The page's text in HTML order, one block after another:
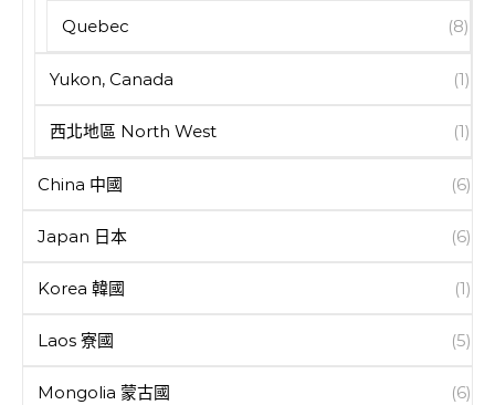
Quebec (8)
Yukon, Canada (1)
西北地區 North West (1)
China 中國 (6)
Japan 日本 (6)
Korea 韓國 (1)
Laos 寮國 (5)
Mongolia 蒙古國 (6)